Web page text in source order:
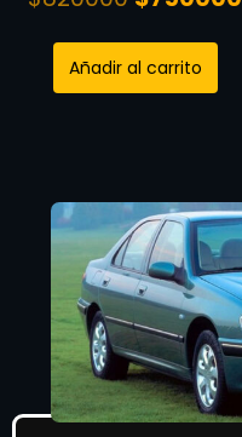
Añadir al carrito